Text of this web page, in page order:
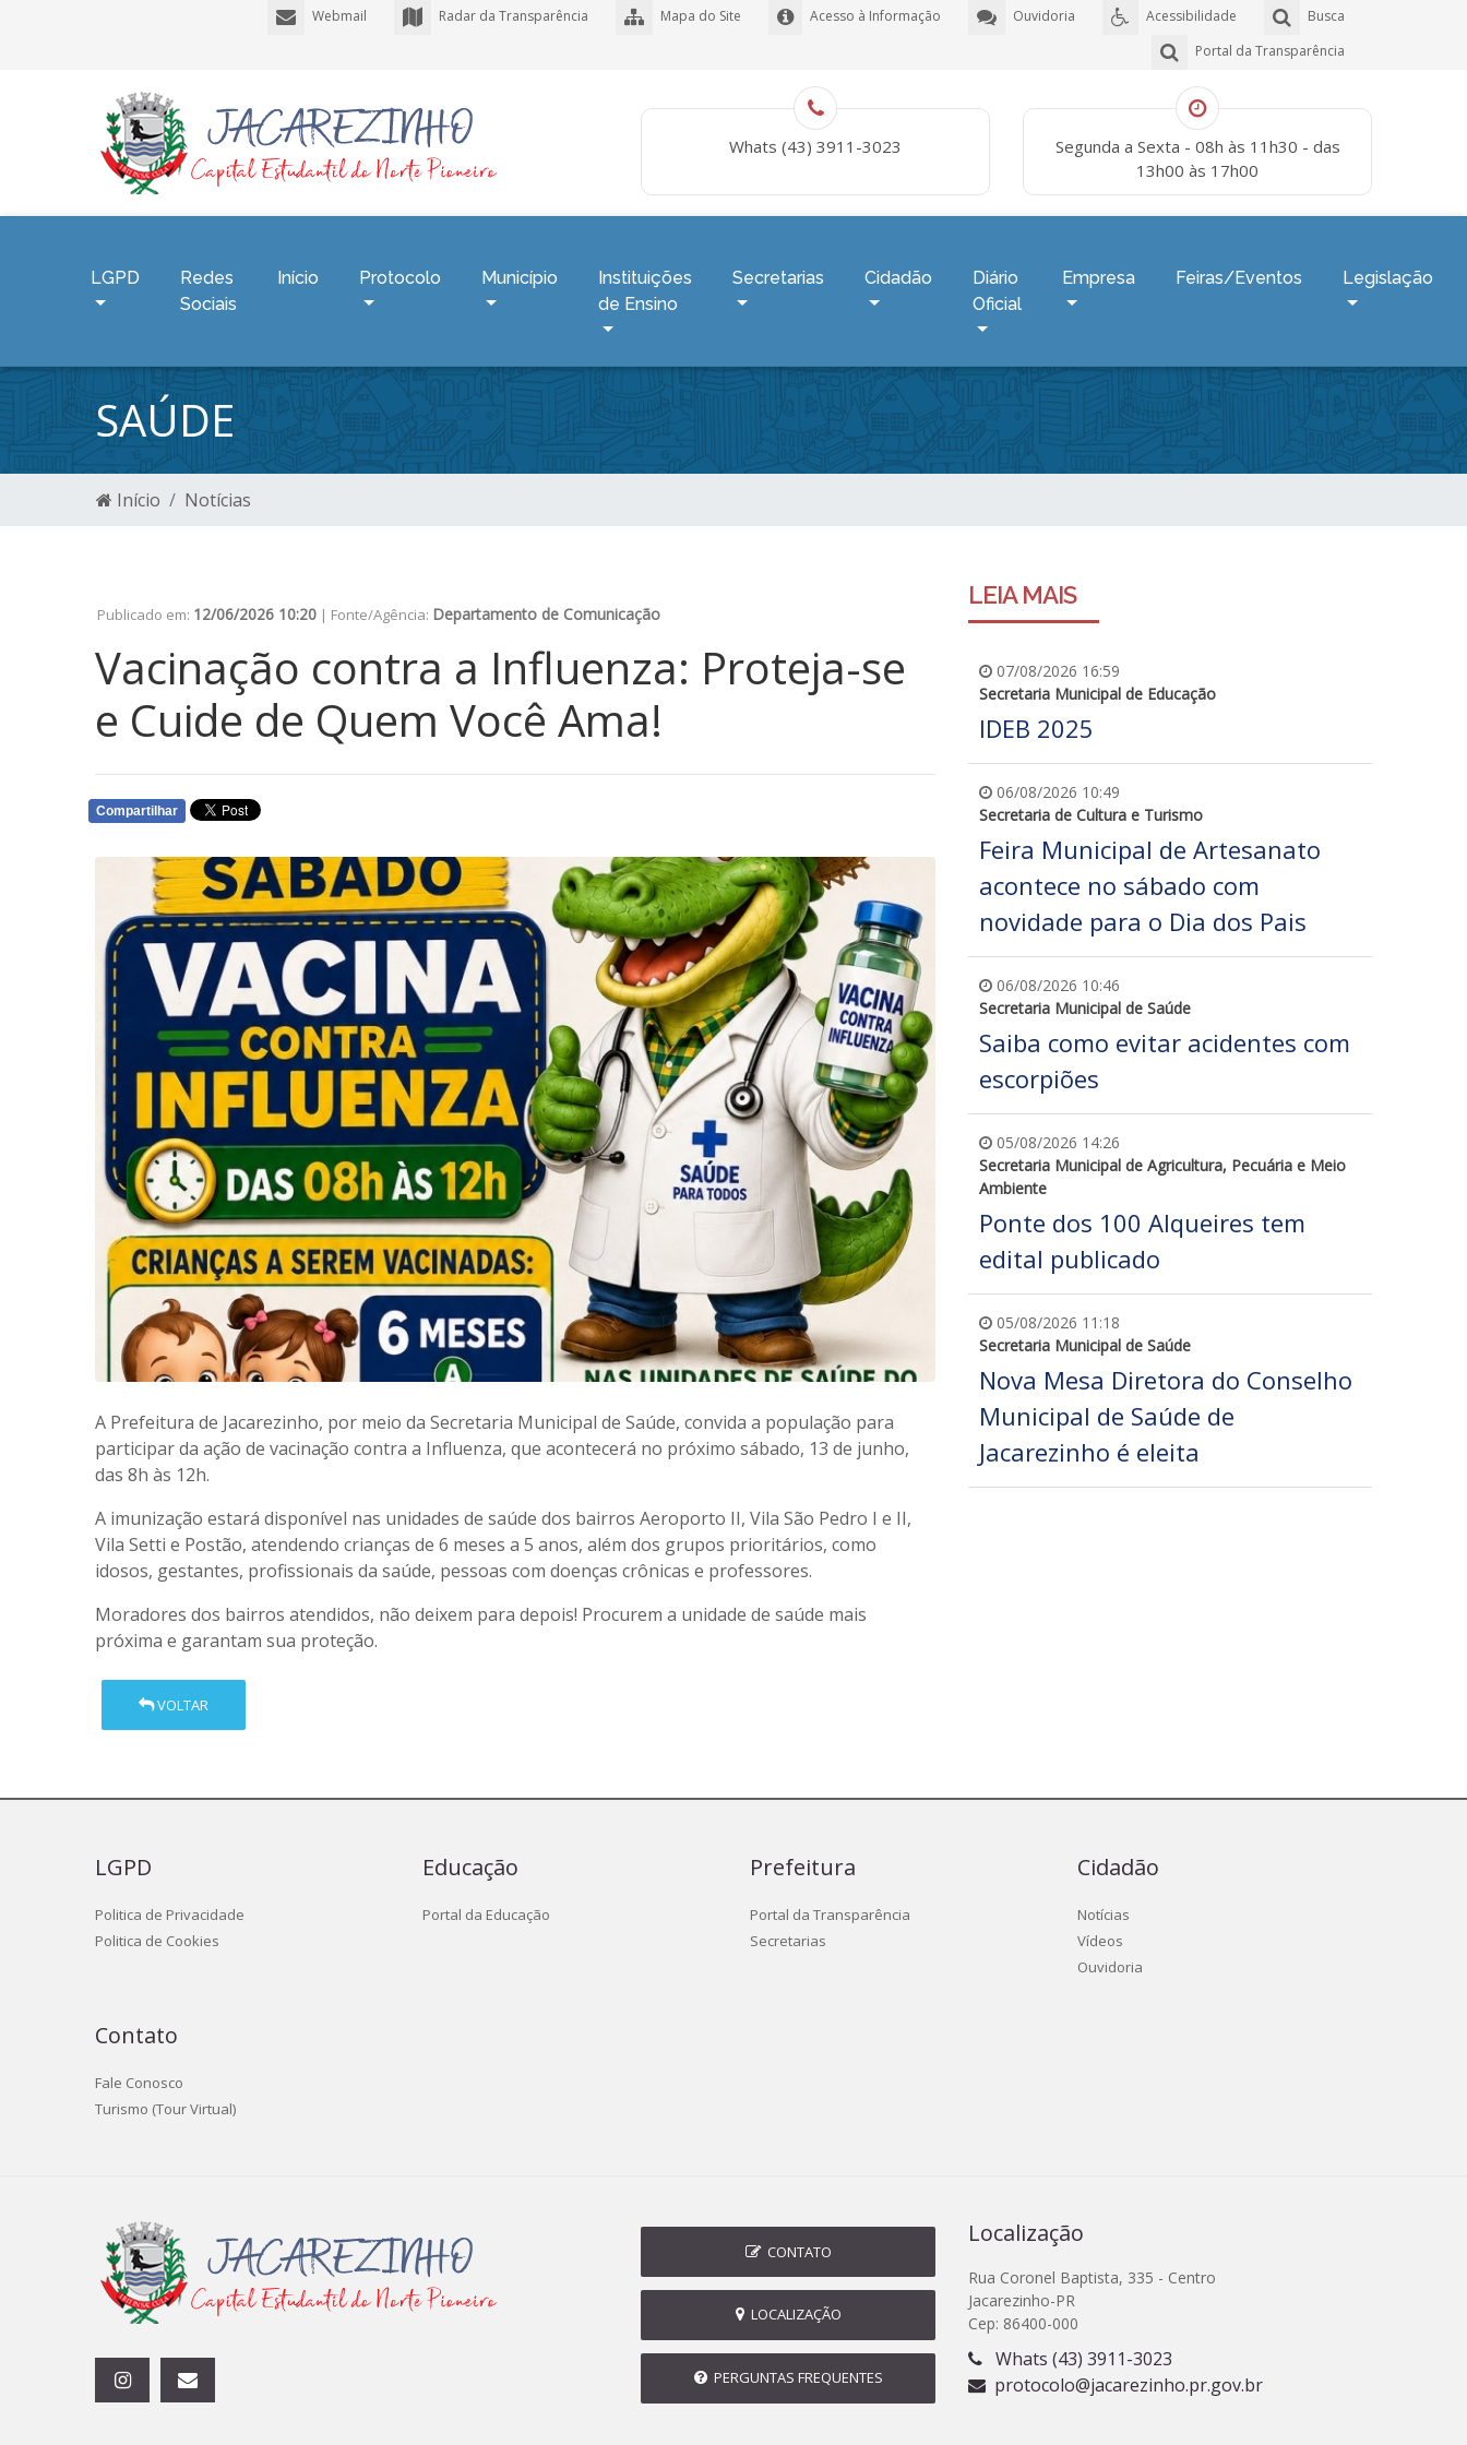
Busca
Acessibilidade
Ouvidoria
Acesso à Informação
Mapa do Site
Radar da Transparência
Webmail
Portal da Transparência
Whats (43) 3911-3023
Segunda a Sexta - 08h às 11h30 - das
13h00 às 17h00
LGPD
Redes
Sociais
Início Protocolo Município
Instituições
de Ensino
Secretarias Cidadão
Diário
Oficial
Empresa Feiras/Eventos Legislação
SAÚDE
Início Notícias
Publicado em: 12/06/2026 10:20 | Fonte/Agência: Departamento de Comunicação
Vacinação contra a Influenza: Proteja-se
e Cuide de Quem Você Ama!
Compartilhar
A Prefeitura de Jacarezinho, por meio da Secretaria Municipal de Saúde, convida a população para
participar da ação de vacinação contra a Influenza, que acontecerá no próximo sábado, 13 de junho,
das 8h às 12h.
A imunização estará disponível nas unidades de saúde dos bairros Aeroporto II, Vila São Pedro I e II,
Vila Setti e Postão, atendendo crianças de 6 meses a 5 anos, além dos grupos prioritários, como
idosos, gestantes, profissionais da saúde, pessoas com doenças crônicas e professores.
Moradores dos bairros atendidos, não deixem para depois! Procurem a unidade de saúde mais
próxima e garantam sua proteção.
VOLTAR
LEIA MAIS
07/08/2026 16:59
Secretaria Municipal de Educação
IDEB 2025
06/08/2026 10:49
Secretaria de Cultura e Turismo
Feira Municipal de Artesanato
acontece no sábado com
novidade para o Dia dos Pais
06/08/2026 10:46
Secretaria Municipal de Saúde
Saiba como evitar acidentes com
escorpiões
05/08/2026 14:26
Secretaria Municipal de Agricultura, Pecuária e Meio
Ambiente
Ponte dos 100 Alqueires tem
edital publicado
05/08/2026 11:18
Secretaria Municipal de Saúde
Nova Mesa Diretora do Conselho
Municipal de Saúde de
Jacarezinho é eleita
LGPD
Politica de Privacidade
Politica de Cookies
Educação
Portal da Educação
Prefeitura
Portal da Transparência
Secretarias
Cidadão
Notícias
Vídeos
Ouvidoria
Contato
Fale Conosco
Turismo (Tour Virtual)
CONTATO
LOCALIZAÇÃO
PERGUNTAS FREQUENTES
Localização
Rua Coronel Baptista, 335 - Centro
Jacarezinho-PR
Cep: 86400-000
Whats (43) 3911-3023
protocolo@jacarezinho.pr.gov.br